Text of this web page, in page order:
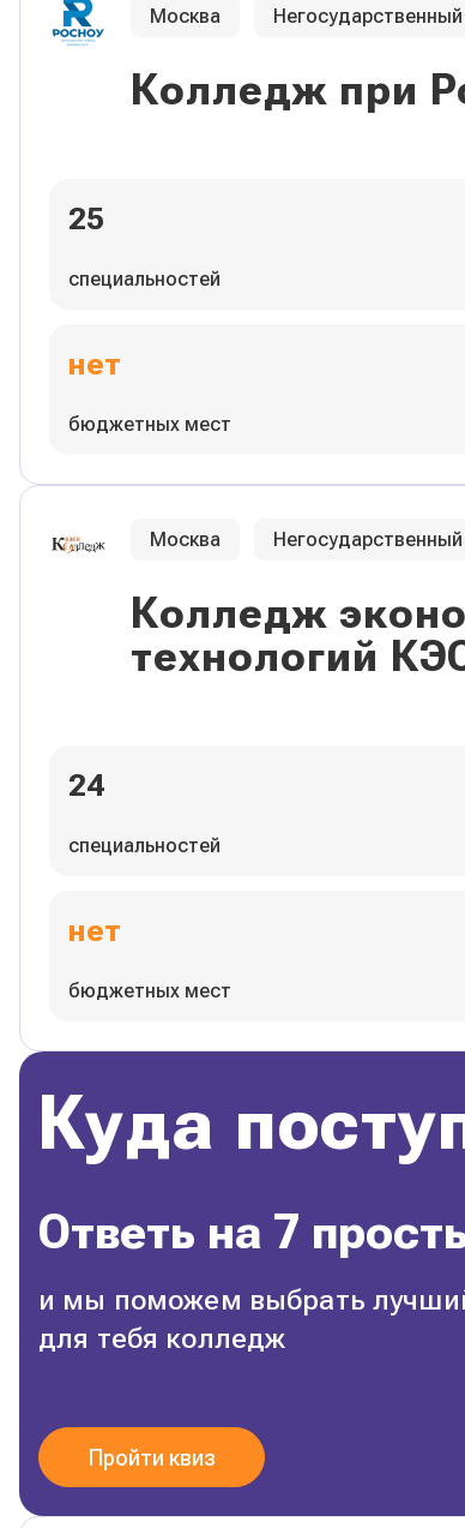
Москва Негосударственный
Колледж при
25
специальностей
нет
бюджетных мест
Москва Негосударственный
Колледж
технологий
24
специальностей
нет
бюджетных мест
Куда
Ответь на 7
и мы поможем выбрать
для тебя колледж
Пройти квиз